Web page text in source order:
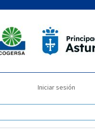
Iniciar sesión